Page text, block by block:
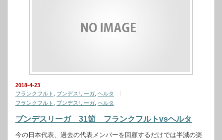
2018-4-23
フランクフルト
ブンデスリーガ ヘルタ
フランクフルト
ブンデスリーガ ヘルタ
ブンデスリーガ 31節 フランクフルトvsヘルタ
今の日本代表、過去の代表メンバーを回顧するだけでは半減の楽